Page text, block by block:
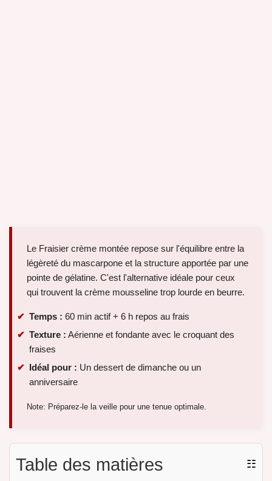
Le Fraisier crème montée repose sur l'équilibre entre la
légèreté du mascarpone et la structure apportée par une
pointe de gélatine. C'est l'alternative idéale pour ceux
qui trouvent la crème mousseline trop lourde en beurre.
Temps : 60 min actif + 6 h repos au frais
Texture : Aérienne et fondante avec le croquant des
fraises
Idéal pour : Un dessert de dimanche ou un
anniversaire
Note: Préparez-le la veille pour une tenue optimale.
Table des matières ☷